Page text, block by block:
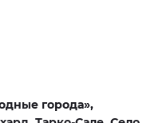
города»,